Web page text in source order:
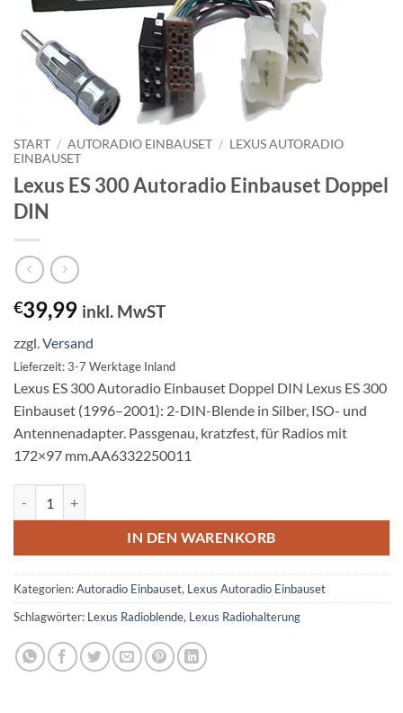
START / AUTORADIO EINBAUSET / LEXUS AUTORADIO
EINBAUSET
Lexus ES 300 Autoradio Einbauset Doppel
DIN
€39,99 inkl. MwST
zzgl. Versand
Lieferzeit: 3-7 Werktage Inland
Lexus ES 300 Autoradio Einbauset Doppel DIN Lexus ES 300
Einbauset (1996–2001): 2-DIN-Blende in Silber, ISO- und
Antennenadapter. Passgenau, kratzfest, für Radios mit
172×97 mm.AA6332250011
IN DEN WARENKORB
Kategorien:Autoradio Einbauset, Lexus Autoradio Einbauset
Schlagwörter: Lexus Radioblende, Lexus Radiohalterung